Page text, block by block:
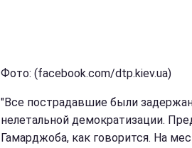
Фото: (facebook.com/dtp.kiev.ua)
"Все пострадавшие были
нелетальной демократизации.
Гамарджоба, как говорится. На